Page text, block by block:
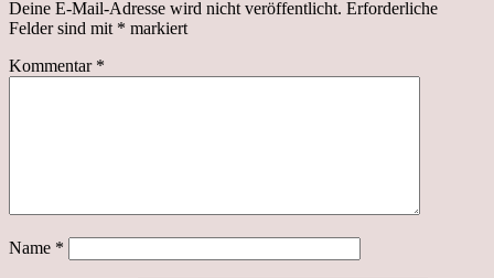
Deine E-Mail-Adresse wird nicht veröffentlicht. Erforderliche
Felder sind mit * markiert
Kommentar *
Name *